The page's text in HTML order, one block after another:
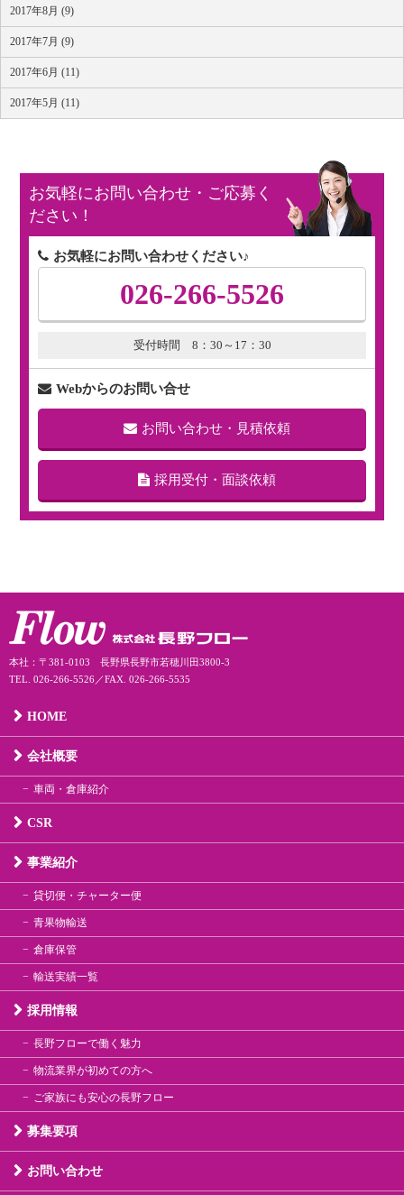
2017年8月 (9)
2017年7月 (9)
2017年6月 (11)
2017年5月 (11)
お気軽にお問い合わせ・ご応募く
ださい！
お気軽にお問い合わせください♪
026-266-5526
受付時間 8：30～17：30
Webからのお問い合せ
お問い合わせ・見積依頼
採用受付・面談依頼
本社：〒381-0103 長野県長野市若穂川田3800-3
TEL. 026-266-5526／FAX. 026-266-5535
HOME
会社概要
車両・倉庫紹介
CSR
事業紹介
貸切便・チャーター便
青果物輸送
倉庫保管
輸送実績一覧
採用情報
長野フローで働く魅力
物流業界が初めての方へ
ご家族にも安心の長野フロー
募集要項
お問い合わせ